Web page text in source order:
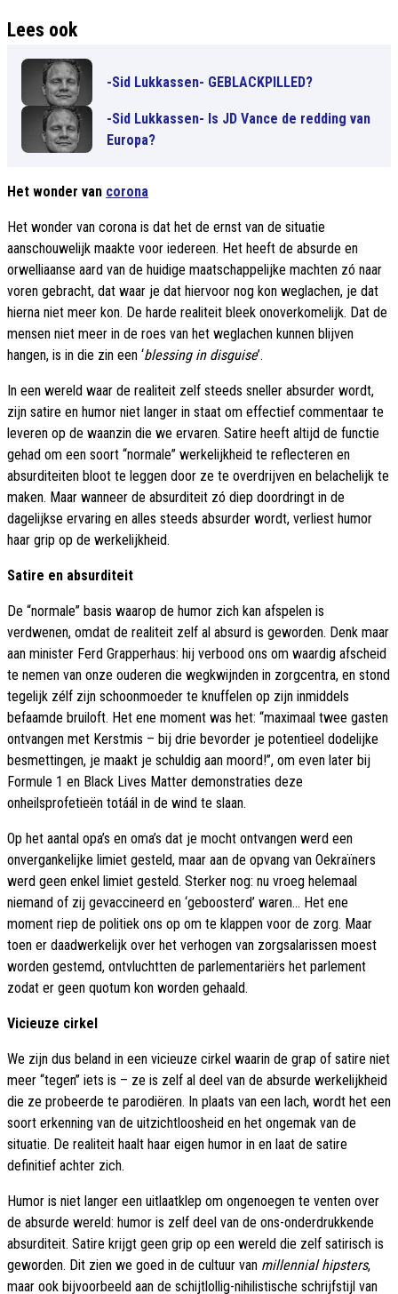
Lees ook
-Sid Lukkassen- GEBLACKPILLED?
-Sid Lukkassen- Is JD Vance de redding van
Europa?
Het wonder van corona
Het wonder van corona is dat het de ernst van de situatie
aanschouwelijk maakte voor iedereen. Het heeft de absurde en
orwelliaanse aard van de huidige maatschappelijke machten zó naar
voren gebracht, dat waar je dat hiervoor nog kon weglachen, je dat
hierna niet meer kon. De harde realiteit bleek onoverkomelijk. Dat de
mensen niet meer in de roes van het weglachen kunnen blijven
hangen, is in die zin een ‘blessing in disguise’.
In een wereld waar de realiteit zelf steeds sneller absurder wordt,
zijn satire en humor niet langer in staat om effectief commentaar te
leveren op de waanzin die we ervaren. Satire heeft altijd de functie
gehad om een soort “normale” werkelijkheid te reflecteren en
absurditeiten bloot te leggen door ze te overdrijven en belachelijk te
maken. Maar wanneer de absurditeit zó diep doordringt in de
dagelijkse ervaring en alles steeds absurder wordt, verliest humor
haar grip op de werkelijkheid.
Satire en absurditeit
De “normale” basis waarop de humor zich kan afspelen is
verdwenen, omdat de realiteit zelf al absurd is geworden. Denk maar
aan minister Ferd Grapperhaus: hij verbood ons om waardig afscheid
te nemen van onze ouderen die wegkwijnden in zorgcentra, en stond
tegelijk zélf zijn schoonmoeder te knuffelen op zijn inmiddels
befaamde bruiloft. Het ene moment was het: “maximaal twee gasten
ontvangen met Kerstmis – bij drie bevorder je potentieel dodelijke
besmettingen, je maakt je schuldig aan moord!”, om even later bij
Formule 1 en Black Lives Matter demonstraties deze
onheilsprofetieën totáál in de wind te slaan.
Op het aantal opa’s en oma’s dat je mocht ontvangen werd een
onvergankelijke limiet gesteld, maar aan de opvang van Oekraïners
werd geen enkel limiet gesteld. Sterker nog: nu vroeg helemaal
niemand of zij gevaccineerd en ‘geboosterd’ waren... Het ene
moment riep de politiek ons op om te klappen voor de zorg. Maar
toen er daadwerkelijk over het verhogen van zorgsalarissen moest
worden gestemd, ontvluchtten de parlementariërs het parlement
zodat er geen quotum kon worden gehaald.
Vicieuze cirkel
We zijn dus beland in een vicieuze cirkel waarin de grap of satire niet
meer “tegen” iets is – ze is zelf al deel van de absurde werkelijkheid
die ze probeerde te parodiëren. In plaats van een lach, wordt het een
soort erkenning van de uitzichtloosheid en het ongemak van de
situatie. De realiteit haalt haar eigen humor in en laat de satire
definitief achter zich.
Humor is niet langer een uitlaatklep om ongenoegen te venten over
de absurde wereld: humor is zelf deel van de ons-onderdrukkende
absurditeit. Satire krijgt geen grip op een wereld die zelf satirisch is
geworden. Dit zien we goed in de cultuur van millennial hipsters,
maar ook bijvoorbeeld aan de schijtlollig-nihilistische schrijfstijl van